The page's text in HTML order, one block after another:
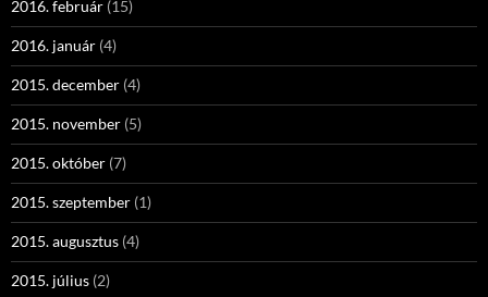
2016. február (15)
2016. január (4)
2015. december (4)
2015. november (5)
2015. október (7)
2015. szeptember (1)
2015. augusztus (4)
2015. július (2)